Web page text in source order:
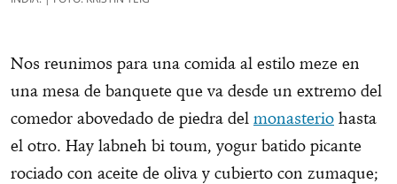
Nos reunimos para una comida al estilo meze en
una mesa de banquete que va desde un extremo del
comedor abovedado de piedra del monasterio hasta
el otro. Hay labneh bi toum, yogur batido picante
rociado con aceite de oliva y cubierto con zumaque;